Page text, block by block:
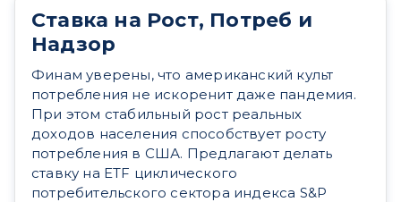
Ставка на Рост, Потреб и
Надзор
Финам уверены, что американский культ
потребления не искоренит даже пандемия.
При этом стабильный рост реальных
доходов населения способствует росту
потребления в США. Предлагают делать
ставку на ETF циклического
потребительского сектора индекса S&P